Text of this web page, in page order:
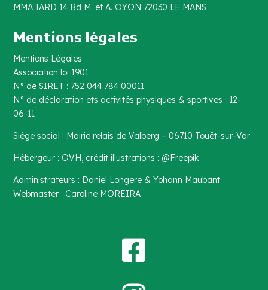
MMA IARD 14 Bd M. et A. OYON 72030 LE MANS
Mentions légales
Mentions Légales
Association loi 1901
N° de SIRET : 752 044 784 00011
N° de déclaration ets activités physiques & sportives : 12-
06-11
Siège social : Mairie relais de Valberg – 06710 Touët-sur-Var
Hébergeur : OVH, crédit illustrations : @Freepik
Administrateurs : Daniel Longere & Yohann Maubant
Webmaster : Caroline MOREIRA
